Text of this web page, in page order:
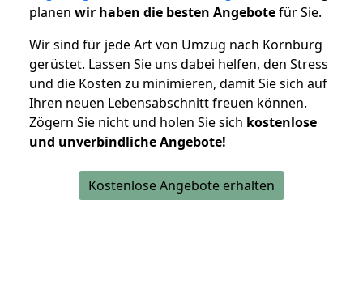
planen wir haben die besten Angebotefür Sie.
Wir sind für jede Art von Umzug nach Kornburg
gerüstet. Lassen Sie uns dabei helfen, den Stress
und die Kosten zu minimieren, damit Sie sich auf
Ihren neuen Lebensabschnitt freuen können.
Zögern Sie nicht und holen Sie sich kostenlose
und unverbindliche Angebote!
Kostenlose Angebote erhalten